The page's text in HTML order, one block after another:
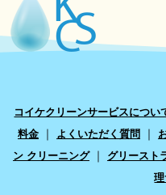
コイケクリーンサービスについ
料金｜ よくいただく質問 ｜
ン クリーニング｜ グリースト